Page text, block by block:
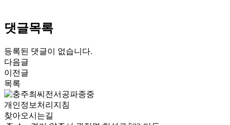
댓글목록
등록된 댓글이 없습니다.
다음글
이전글
목록
개인정보처리지침
찾아오시는길